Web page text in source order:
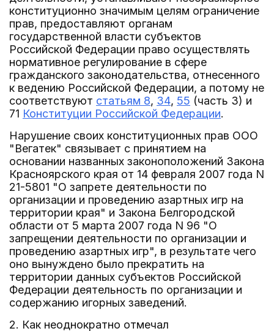
конституционно значимым целям ограничение
прав, предоставляют органам
государственной власти субъектов
Российской Федерации право осуществлять
нормативное регулирование в сфере
гражданского законодательства, отнесенного
к ведению Российской Федерации, а потому не
соответствуют статьям 8, 34, 55 (часть 3) и
71 Конституции Российской Федерации.
Нарушение своих конституционных прав ООО
"Вегатек" связывает с принятием на
основании названных законоположений Закона
Красноярского края от 14 февраля 2007 года N
21-5801 "О запрете деятельности по
организации и проведению азартных игр на
территории края" и Закона Белгородской
области от 5 марта 2007 года N 96 "О
запрещении деятельности по организации и
проведению азартных игр", в результате чего
оно вынуждено было прекратить на
территории данных субъектов Российской
Федерации деятельность по организации и
содержанию игорных заведений.
2. Как неоднократно отмечал